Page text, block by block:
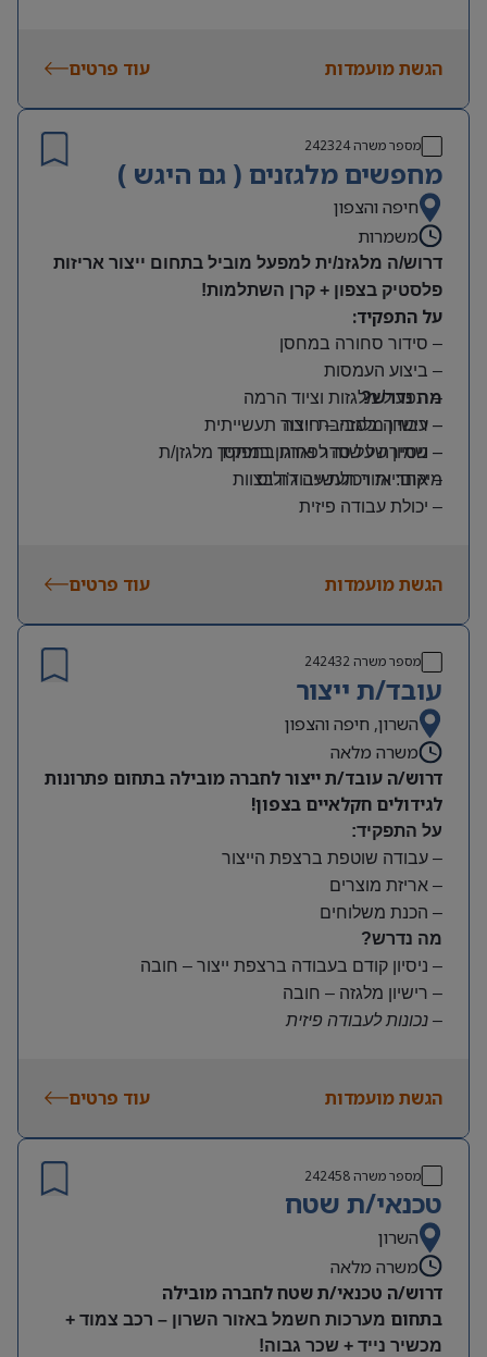
הגשת מועמדות עוד פרטים
מספר משרה242324
מחפשים מלגזנים ( גם היגש )
חיפה והצפון
משמרות
דרוש/ה מלגזנ/ית למפעל מוביל בתחום ייצור אריזות
פלסטיק בצפון + קרן השתלמות!
על התפקיד:
– סידור סחורה במחסן
– ביצוע העמסות
– תפעול מלגזות וציוד הרמה
– עבודה בסביבת ייצור תעשייתית
– שמירה על סדר וארגון במחסן
מה נדרש?
– רישיון מלגזה – חובה
– ניסיון של שנה לפחות בתפקיד מלגזן/ת
– אחריות ויכולת עבודה בצוות
– יכולת עבודה פיזית
משמרות:
שעות נוספות לפי צורך
תנאים:
סיבוס
קרן השתלמות
מיקום: אזור תעשייה ג’וליס
הגשת מועמדות עוד פרטים
מספר משרה 242432
עובד/ת ייצור
השרון, חיפה והצפון
משרה מלאה
דרוש/ה עובד/ת ייצור לחברה מובילה בתחום פתרונות
לגידולים חקלאיים בצפון!
על התפקיד:
– עבודה שוטפת ברצפת הייצור
– אריזת מוצרים
– הכנת משלוחים
מה נדרש?
– ניסיון קודם בעבודה ברצפת ייצור – חובה
– רישיון מלגזה – חובה
– נכונות לעבודה פיזית
משרה מלאה | ימים א-ה | 6:30-15:30
קרן השתלמות ובונוסים
עובד חברה מהיום הראשון
מיקום: חדרה
הגשת מועמדות עוד פרטים
מספר משרה242458
טכנאי/ת שטח
השרון
משרה מלאה
דרוש/ה טכנאי/ת שטח לחברה מובילה
בתחום מערכות חשמל באזור השרון – רכב צמוד +
מכשיר נייד + שכר גבוה!